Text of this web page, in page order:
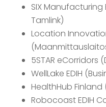
SIX Manufacturing
Tamlink)
Location
5STAR eCorridors
WellLake EDIH
HealthHub Finland
Robocoast EDIH